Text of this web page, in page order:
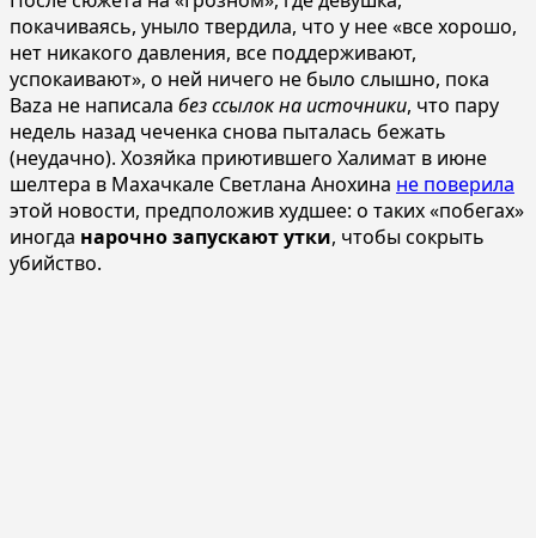
покачиваясь, уныло твердила, что у нее «все хорошо,
нет никакого давления, все поддерживают,
успокаивают», о ней ничего не было слышно, пока
Baza не написала без ссылок на источники, что пару
недель назад чеченка снова пыталась бежать
(неудачно). Хозяйка приютившего Халимат в июне
шелтера в Махачкале Светлана Анохина не поверила
этой новости, предположив худшее: о таких «побегах»
иногда нарочно запускают утки, чтобы сокрыть
убийство.